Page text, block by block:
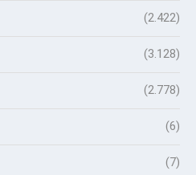
(2.422)
(3.128)
(2.778)
(6)
(7)